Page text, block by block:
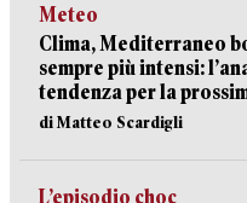
Meteo
Clima, Mediterraneo
sempre più intensi:
tendenza per la
di Matteo Scardigli
L’episodio choc